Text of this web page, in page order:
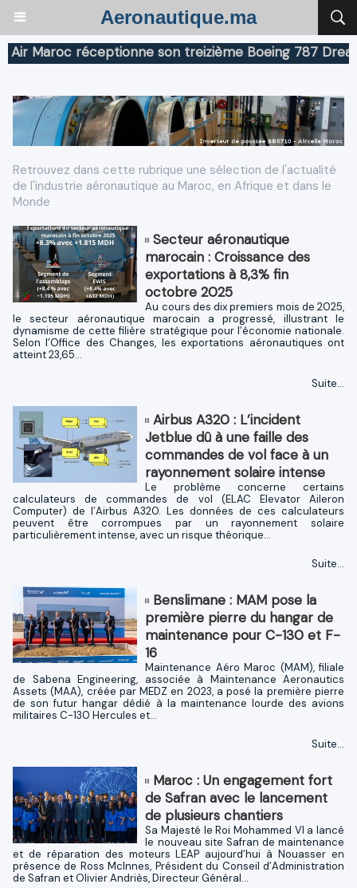
Aeronautique.ma
réceptionne son treizième Boeing 787 Dreamliner
Retrouvez dans cette rubrique une sélection de l'actualité
de l'industrie aéronautique au Maroc, en Afrique et dans le
Monde
Secteur aéronautique
marocain : Croissance des
exportations à 8,3% fin
octobre 2025
Au cours des dix premiers mois de 2025,
le secteur aéronautique marocain a progressé, illustrant le
dynamisme de cette filière stratégique pour l’économie nationale.
Selon l’Office des Changes, les exportations aéronautiques ont
atteint 23,65...
Suite...
Airbus A320 : L’incident
Jetblue dû à une faille des
commandes de vol face à un
rayonnement solaire intense
Le problème concerne certains
calculateurs de commandes de vol (ELAC Elevator Aileron
Computer) de l’Airbus A320. Les données de ces calculateurs
peuvent être corrompues par un rayonnement solaire
particulièrement intense, avec un risque théorique...
Suite...
Benslimane : MAM pose la
première pierre du hangar de
maintenance pour C-130 et F-
16
Maintenance Aéro Maroc (MAM), filiale
de Sabena Engineering, associée à Maintenance Aeronautics
Assets (MAA), créée par MEDZ en 2023, a posé la première pierre
de son futur hangar dédié à la maintenance lourde des avions
militaires C-130 Hercules et...
Suite...
Maroc : Un engagement fort
de Safran avec le lancement
de plusieurs chantiers
Sa Majesté le Roi Mohammed VI a lancé
le nouveau site Safran de maintenance
et de réparation des moteurs LEAP aujourd’hui à Nouasser en
présence de Ross McInnes, Président du Conseil d’Administration
de Safran et Olivier Andriès, Directeur Général...